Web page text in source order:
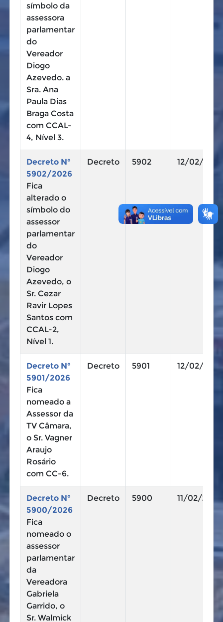
símbolo da
assessora
parlamentar
do
Vereador
Diogo
Azevedo. a
Sra. Ana
Paula Dias
Braga Costa
com CCAL-
4, Nível 3.
Decreto N°
5902/2026
Fica
alterado o
símbolo do
assessor
parlamentar
do
Vereador
Diogo
Azevedo, o
Sr. Cezar
Ravir Lopes
Santos com
CCAL-2,
Nível 1.
Decreto 5902 12/02/2026
Decreto N°
5901/2026
Fica
nomeado a
Assessor da
TV Câmara,
o Sr. Vagner
Araujo
Rosário
com CC-6.
Decreto 5901 12/02/2026
Decreto N°
5900/2026
Fica
nomeado o
assessor
parlamentar
da
Vereadora
Gabriela
Garrido, o
Sr. Walmick
Decreto 5900 11/02/2026